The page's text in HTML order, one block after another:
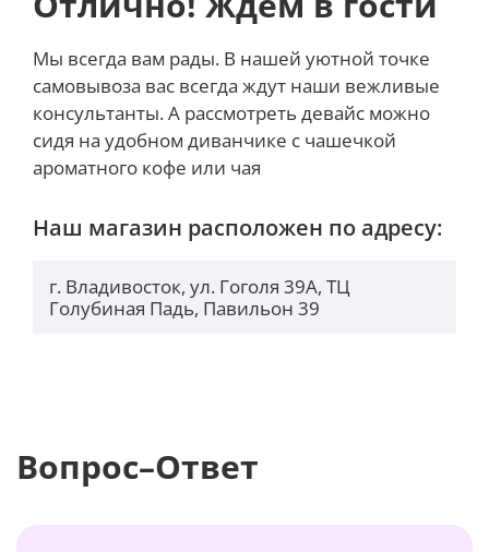
Мы всегда вам рады. В нашей уютной точке
самовывоза вас всегда ждут наши вежливые
консультанты. А рассмотреть девайс можно
сидя на удобном диванчике с чашечкой
ароматного кофе или чая
Наш магазин расположен по адресу:
г. Владивосток, ул. Гоголя 39А, ТЦ
Голубиная Падь, Павильон 39
Вопрос–Ответ